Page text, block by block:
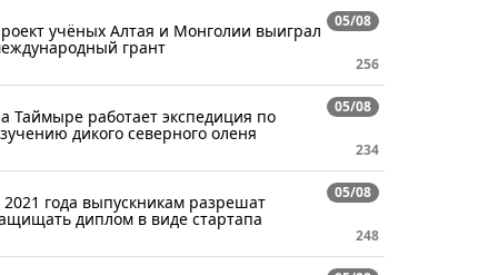
05/08
учёных Алтая и Монголии выиграл
грант
256
05/08
Таймыре работает экспедиция по
дикого северного оленя
234
05/08
2021 года выпускникам разрешат
диплом в виде стартапа
248